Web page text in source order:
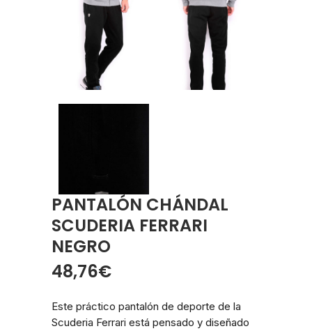
PANTALÓN CHÁNDAL
SCUDERIA FERRARI
NEGRO
48,76€
Este práctico pantalón de deporte de la
Scuderia Ferrari está pensado y diseñado